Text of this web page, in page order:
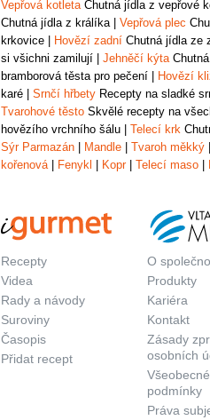
Vepřová kotletaChutná jídla z vepřové
Chutná jídla z králíka| Vepřová plec
krkovice
Hovězí zadní Chutná jídla ze
si všichni zamilují
Jehněčí kýta
bramborová těsta pro pečení
Hovězí
karé
Srnčí hřbety Recepty na sladké
Tvarohové těsto Skvělé recepty na
hovězího vrchního šálu
Telecí krk
Sýr Parmazán
Mandle Tvaroh měkký
kořenová| Fenykl Kopr| Telecí maso
Recepty
Videa
Rady a návody
Suroviny
Časopis
Přidat recept
O
Produkty
Kariéra
Kontakt
Zásady
osobních
podmínky
Práva